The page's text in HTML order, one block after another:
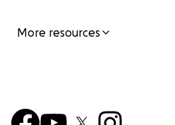
More resources